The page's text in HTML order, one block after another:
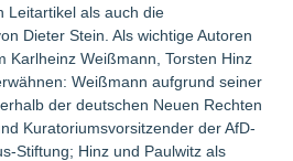
Leitartikel als auch die
Dieter Stein. Als wichtige Autoren
Karlheinz Weißmann, Torsten Hinz
Weißmann aufgrund seiner
der deutschen Neuen Rechten
Kuratoriumsvorsitzender der AfD-
Stiftung; Hinz und Paulwitz als